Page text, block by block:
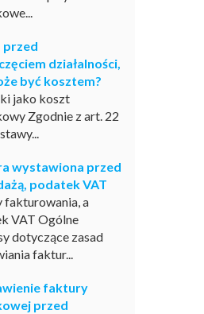
przed
działalności,
być kosztem?
jako koszt
Zgodnie z art. 22
wystawiona przed
podatek VAT
fakturowania, a
VAT Ogólne
dotyczące zasad
faktur...
faktury
przed